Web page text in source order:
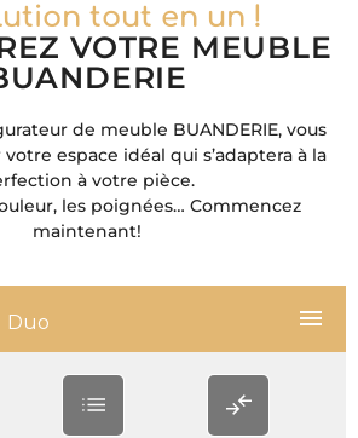
tout en un !
VOTRE MEUBLE
de meuble BUANDERIE, vous
espace idéal qui s’adaptera à la
à votre pièce.
les poignées… Commencez
maintenant!